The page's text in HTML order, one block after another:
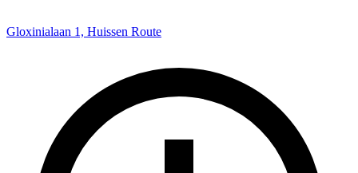
Gloxinialaan 1, Huissen Route